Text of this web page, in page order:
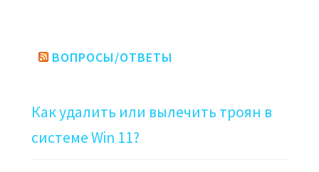
ВОПРОСЫ/ОТВЕТЫ
Как удалить или вылечить троян в
системе Win 11?